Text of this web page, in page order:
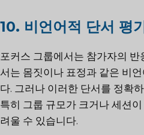
10. 비언어적 단서 평
포커스 그룹에서는 참가자의 반
서는 몸짓이나 표정과 같은 비
다. 그러나 이러한 단서를 정확
특히 그룹 규모가 크거나 세션
려울 수 있습니다.